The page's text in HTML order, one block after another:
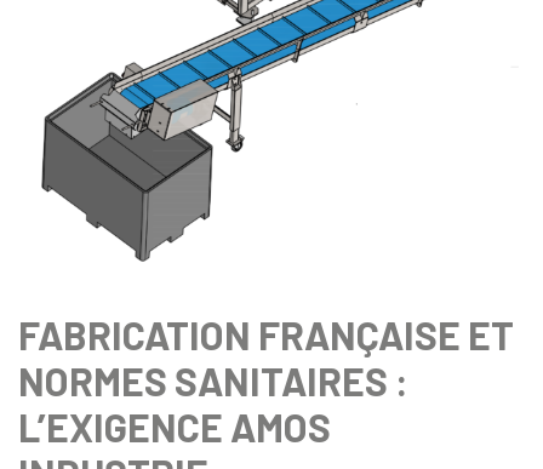
FABRICATION FRANÇAISE ET
NORMES SANITAIRES :
L’EXIGENCE AMOS